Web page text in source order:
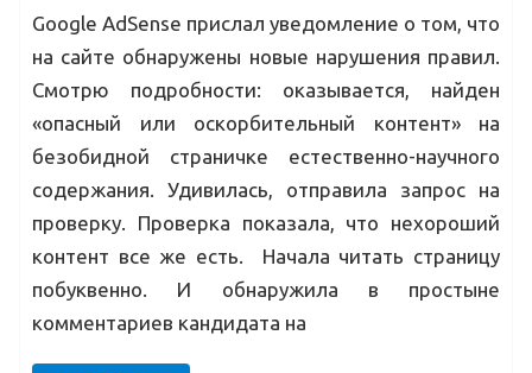
Google AdSense прислал уведомление о том, что
на сайте обнаружены новые нарушения правил.
Смотрю подробности: оказывается, найден
«опасный или оскорбительный контент» на
безобидной страничке естественно-научного
содержания. Удивилась, отправила запрос на
проверку. Проверка показала, что нехороший
контент все же есть. Начала читать страницу
побуквенно. И обнаружила в простыне
комментариев кандидата на